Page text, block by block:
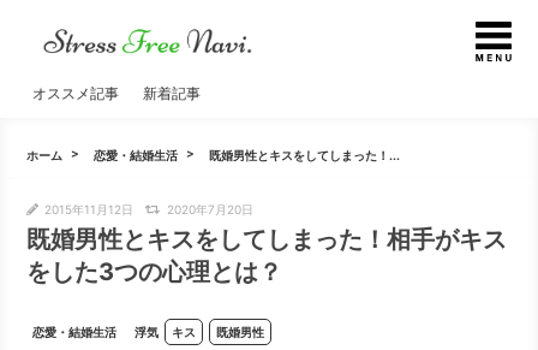
オススメ記事 新着記事
ホーム 恋愛・結婚生活 既婚男性とキスをしてしまった！...
2015年11月12日 2020年7月20日
既婚男性とキスをしてしまった！相手がキス
をした3つの心理とは？
恋愛・結婚生活 浮気 キス 既婚男性